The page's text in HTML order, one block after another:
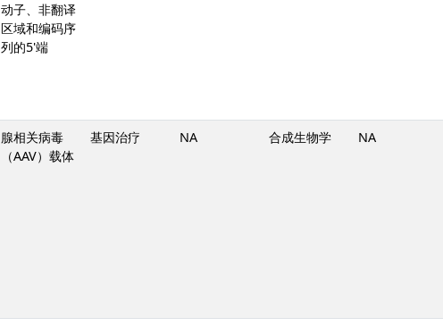
动子、非翻译
区域和编码序
列的5'端
腺相关病毒
（AAV）载体
基因治疗 NA 合成生物学 NA